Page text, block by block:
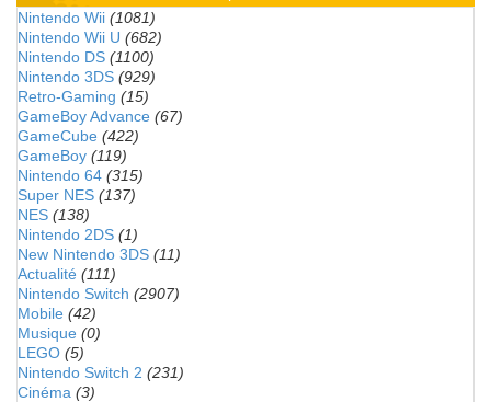
Nintendo Wii (1081)
Nintendo Wii U (682)
Nintendo DS (1100)
Nintendo 3DS (929)
Retro-Gaming (15)
GameBoy Advance (67)
GameCube (422)
GameBoy (119)
Nintendo 64 (315)
Super NES (137)
NES (138)
Nintendo 2DS (1)
New Nintendo 3DS (11)
Actualité (111)
Nintendo Switch (2907)
Mobile (42)
Musique (0)
LEGO (5)
Nintendo Switch 2 (231)
Cinéma (3)